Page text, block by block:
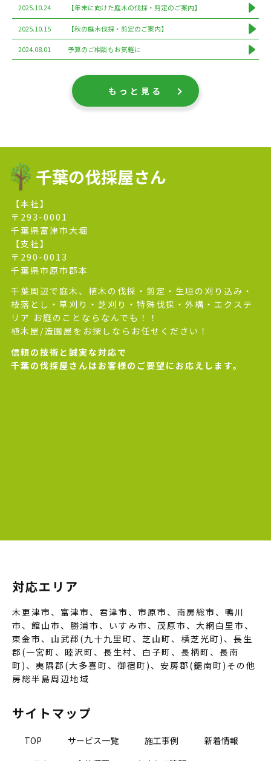
2025.10.24 【年末に向けた庭木の伐採・剪定のご案内】
2025.10.15 【秋の庭木伐採・剪定のご案内】
2024.08.01 予算のご相談もお気軽に
もっと見る
千葉の伐採屋さん
【本社】
〒293-0001
千葉県富津市大堀
【支社】
〒290-0013
千葉県市原市郡本
千葉周辺で庭木、植木の伐採・剪定・生垣の刈り込み・
枝落とし・草刈り・芝刈り・特殊伐採・外構・エクステ
リア お庭のことならなんでも！！
植木屋/造園屋をお探しならお任せください！
信頼の技術と誠実な対応で
千葉の伐採屋さんはお客様のご要望にお応えします。
対応エリア
木更津市、富津市、君津市、市原市、南房総市、鴨川
市、館山市、勝浦市、いすみ市、茂原市、大網白里市、
東金市、山武郡(九十九里町、芝山町、横芝光町)、長生
郡(一宮町、睦沢町、長生村、白子町、長柄町、長南
町)、夷隅郡(大多喜町、御宿町)、安房郡(鋸南町)その他
房総半島周辺地域
サイトマップ
TOP サービス一覧 施工事例
新着情報